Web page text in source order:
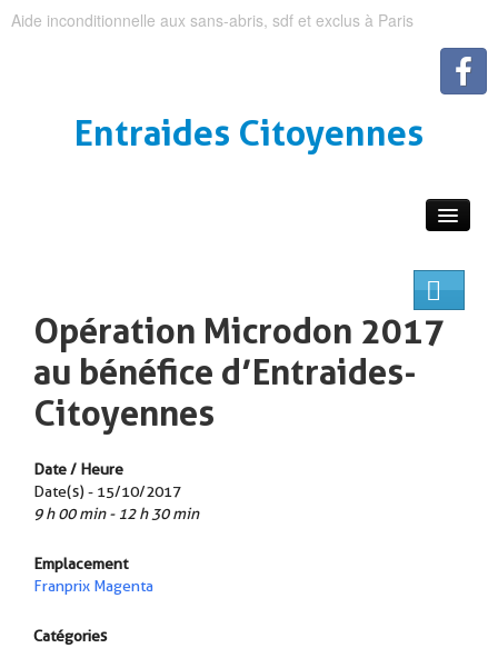
Aide inconditionnelle aux sans-abris, sdf et exclus à Paris
Entraides Citoyennes
Opération Microdon 2017
au bénéfice d’Entraides-
Citoyennes
Date / Heure
Date(s) - 15/10/2017
9 h 00 min - 12 h 30 min
Emplacement
Franprix Magenta
Catégories